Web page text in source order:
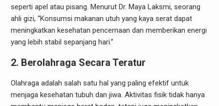
seperti apel atau pisang. Menurut Dr. Maya Laksmi, seorang
ahli gizi, “Konsumsi makanan utuh yang kaya serat dapat
meningkatkan kesehatan pencernaan dan memberikan energi
yang lebih stabil sepanjang hari.”
2. Berolahraga Secara Teratur
Olahraga adalah salah satu hal yang paling efektif untuk
menjaga kesehatan tubuh dan jiwa. Aktivitas fisik tidak hanya